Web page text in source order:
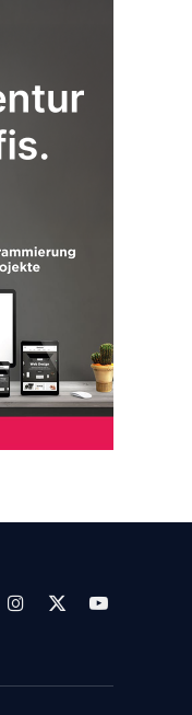
Instagram
X
YouTube